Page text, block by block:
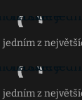
z
z